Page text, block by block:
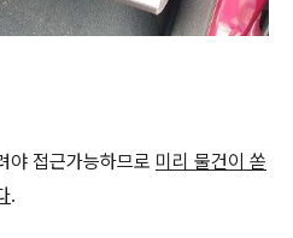
야 접근가능하므로 미리 물건이 쏟
.